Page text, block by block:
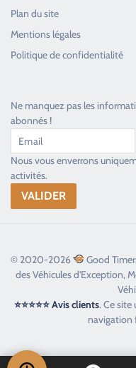
Plan du site
Mentions légales
Politique de confidentialité
Ne manquez pas les
abonnés !
Nous vous enverrons
activités.
© 2020-2026 Good
des Véhicules d'Exception,
⭐⭐⭐⭐⭐ Avis clients. Ce site
navigation
Toujours heureux